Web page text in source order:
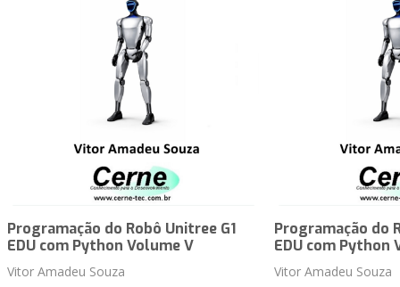
Programação do Robô Unitree G1
EDU com Python Volume V
Vitor Amadeu Souza
Programação do
EDU com Python
Vitor Amadeu Souza